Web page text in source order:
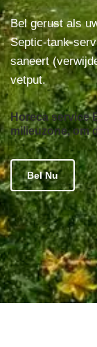
Bel gerust als
Septic-tank-
saneert
vetput.
Horeca service
milieuzone, om
Bel Nu